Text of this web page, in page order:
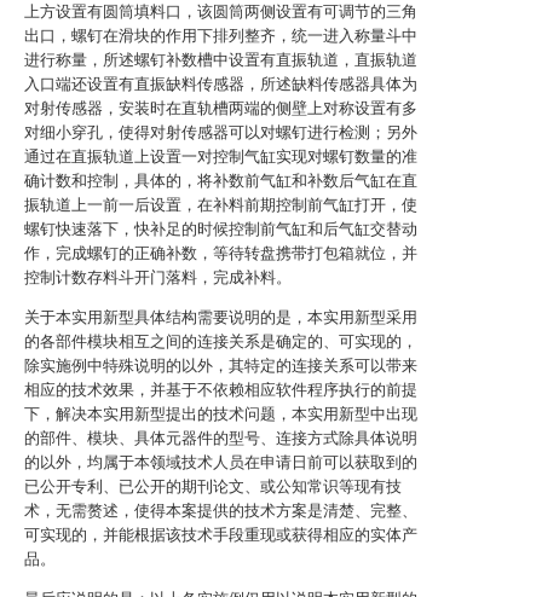
上方设置有圆筒填料口，该圆筒两侧设置有可调节的三角
出口，螺钉在滑块的作用下排列整齐，统一进入称量斗中
进行称量，所述螺钉补数槽中设置有直振轨道，直振轨道
入口端还设置有直振缺料传感器，所述缺料传感器具体为
对射传感器，安装时在直轨槽两端的侧壁上对称设置有多
对细小穿孔，使得对射传感器可以对螺钉进行检测；另外
通过在直振轨道上设置一对控制气缸实现对螺钉数量的准
确计数和控制，具体的，将补数前气缸和补数后气缸在直
振轨道上一前一后设置，在补料前期控制前气缸打开，使
螺钉快速落下，快补足的时候控制前气缸和后气缸交替动
作，完成螺钉的正确补数，等待转盘携带打包箱就位，并
控制计数存料斗开门落料，完成补料。
关于本实用新型具体结构需要说明的是，本实用新型采用
的各部件模块相互之间的连接关系是确定的、可实现的，
除实施例中特殊说明的以外，其特定的连接关系可以带来
相应的技术效果，并基于不依赖相应软件程序执行的前提
下，解决本实用新型提出的技术问题，本实用新型中出现
的部件、模块、具体元器件的型号、连接方式除具体说明
的以外，均属于本领域技术人员在申请日前可以获取到的
已公开专利、已公开的期刊论文、或公知常识等现有技
术，无需赘述，使得本案提供的技术方案是清楚、完整、
可实现的，并能根据该技术手段重现或获得相应的实体产
品。